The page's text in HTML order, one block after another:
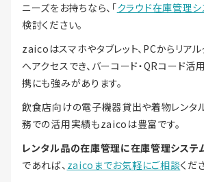
ニーズをお持ちなら、「クラウド在庫管理
検討ください。
zaicoはスマホやタブレット、PCからリア
へアクセスでき、バーコード・QRコード
携にも強みがあります。
飲食店向けの電子機器貸出や着物レンタ
務での活用実績もzaicoは豊富です。
レンタル品の在庫管理に在庫管理システ
であれば、 zaicoまでお気軽にご相談くだ